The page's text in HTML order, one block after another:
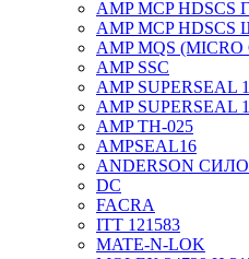
AMP MCP
AMP MCP
AMP MQS
AMP SSC
AMP SUPERSEAL
AMP SUPERSEAL
AMP ТН-025
AMPSEAL16
ANDERSON
DC
FACRA
ITT 121583
MATE-N-LOK